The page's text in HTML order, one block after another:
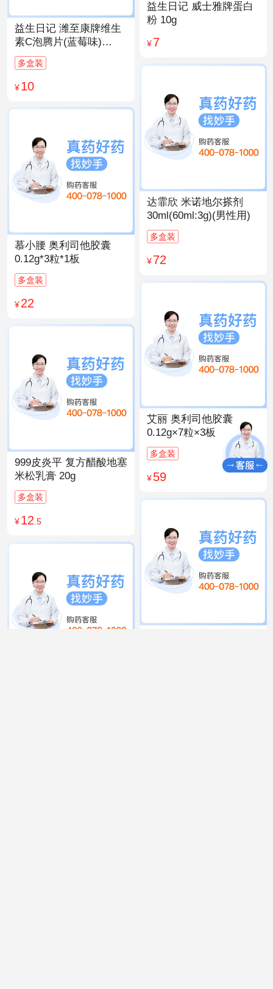
益生日记 威士雅牌蛋白
粉 10g
¥7
益生日记 潍至康牌维生
素C泡腾片(蓝莓味)
4.0g*20片
多盒装
¥10
达霏欣 米诺地尔搽剂
30ml(60ml:3g)(男性用)
多盒装
¥72
慕小腰 奥利司他胶囊
0.12g*3粒*1板
多盒装
¥22
艾丽 奥利司他胶囊
0.12g×7粒×3板
多盒装
¥59
999皮炎平 复方醋酸地塞
米松乳膏 20g
多盒装
¥12 .5